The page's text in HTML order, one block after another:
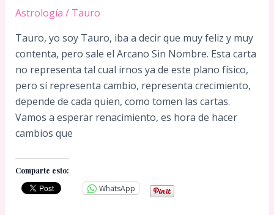
Astrología / Tauro
Tauro, yo soy Tauro, iba a decir que muy feliz y muy
contenta, pero sale el Arcano Sin Nombre. Esta carta
no representa tal cual irnos ya de este plano físico,
pero sí representa cambio, representa crecimiento,
depende de cada quien, como tomen las cartas.
Vamos a esperar renacimiento, es hora de hacer
cambios que
Comparte esto:
WhatsApp